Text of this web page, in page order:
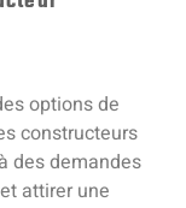
options de
constructeurs
des demandes
attirer une